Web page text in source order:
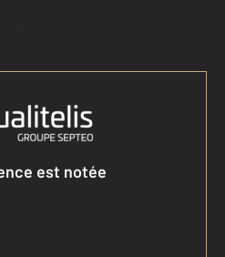
à mon compte
est notée